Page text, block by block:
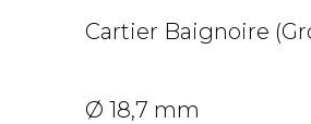
Cartier Baignoire
Ø 18,7 mm